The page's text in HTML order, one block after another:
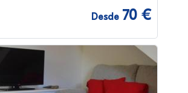
Desde 70 €